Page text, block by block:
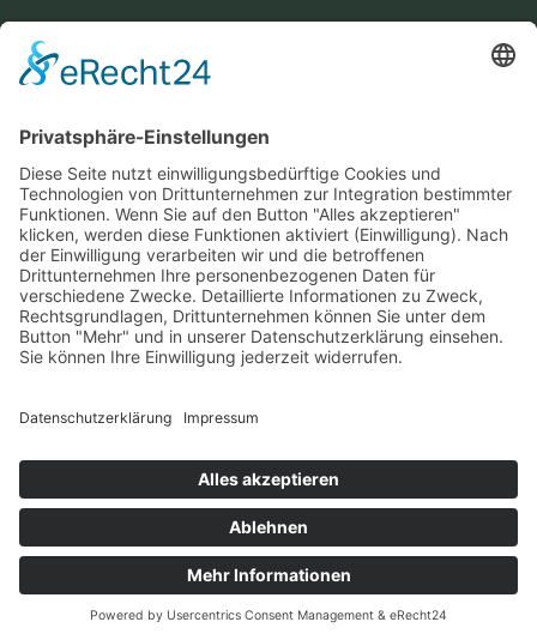
Ein Produkt von SYNTURA - Emotion,
Spaß und Herausforderung
KONTAKT
+49 7422 240693
Impressum Datenschutz­
© Hirschgrund Zipline Area
Vertrag widerrufen